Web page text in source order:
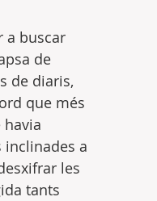
a buscar
de
de diaris,
que més
havia
inclinades a
les
tants